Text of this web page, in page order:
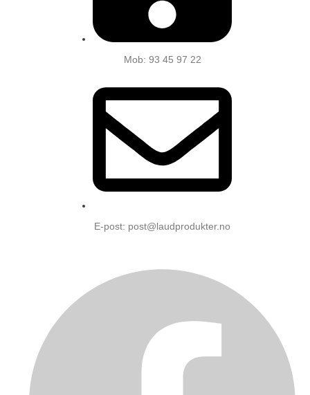
Mob: 93 45 97 22
E-post: post@laudprodukter.no